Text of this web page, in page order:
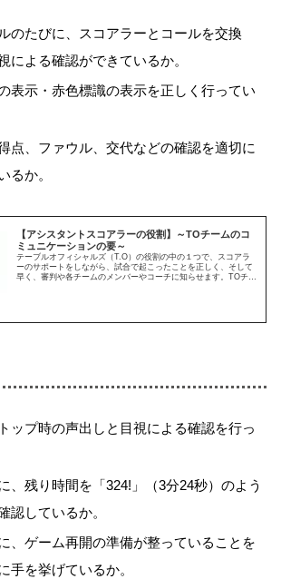
のたびに、スコアラーとコールを交換
による確認ができているか。
表示・赤色標識の表示を正しく行ってい
点、ファウル、交代などの確認を適切に
るか。
【アシスタントスコアラーの役割】～TOチームのコ
ミュニケーションの要～
テーブルオフィシャルズ（T.O）の役割の中の１つで、スコアラ
ーのサポートをしながら、試合で起こったことを正しく、そして
早く、審判や各チームのメンバーやコーチに知らせます。TOチー
ップ時の声出しと目視による確認を行っ
、残り時間を「324!」（3分24秒）のよう
認しているか。
、ゲーム再開の準備が整っていることを
手を挙げているか。